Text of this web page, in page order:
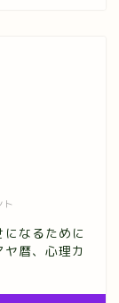
ト
なるために
暦、心理カ